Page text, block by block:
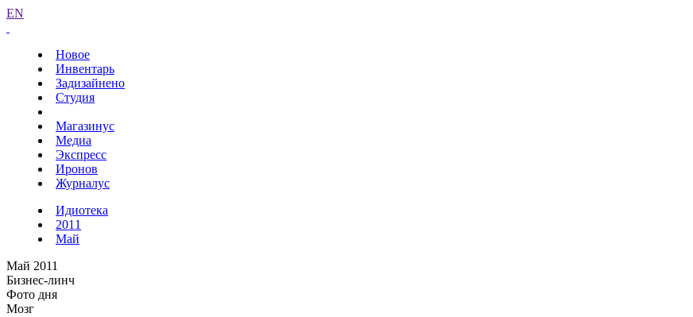
EN
Новое
Инвентарь
Задизайнено
Студия
Магазинус
Медиа
Экспресс
Иронов
Журналус
Идиотека
2011
Май
Май 2011
Бизнес-линч
Фото дня
Мозг